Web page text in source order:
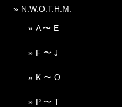
N.W.O.T.H.M.
A 〜 E
F 〜 J
K 〜 O
P 〜 T